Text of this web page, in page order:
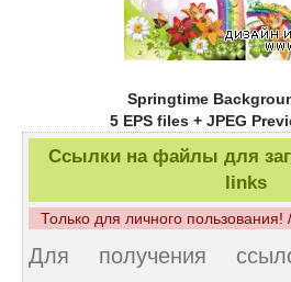
Springtime
5 EPS files + JPEG
Ссылки на файлы для
links
Только для личного
Для получения